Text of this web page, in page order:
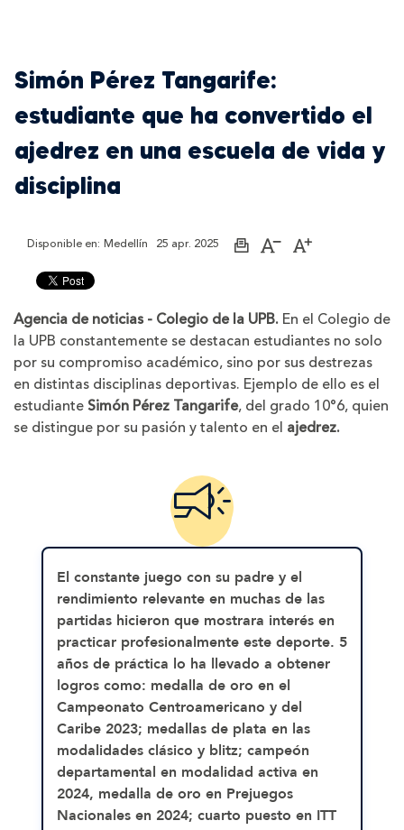
Simón Pérez Tangarife:
estudiante que ha convertido el
ajedrez en una escuela de vida y
disciplina
Disponible en: Medellín 25 apr. 2025
ImprimirAumentar
letra
Disminuir
letra
Agencia de noticias - Colegio de la UPB. En el Colegio de
la UPB constantemente se destacan estudiantes no solo
por su compromiso académico, sino por sus destrezas
en distintas disciplinas deportivas. Ejemplo de ello es el
estudianteSimón Pérez Tangarife, del grado 10°6, quien
se distingue por su pasión y talento en el ajedrez.
El constante juego con su padre y el
rendimiento relevante en muchas de las
partidas hicieron que mostrara interés en
practicar profesionalmente este deporte. 5
años de práctica lo ha llevado a obtener
logros como: medalla de oro en el
Campeonato Centroamericano y del
Caribe 2023; medallas de plata en las
modalidades clásico y blitz; campeón
departamental en modalidad activa en
2024, medalla de oro en Prejuegos
Nacionales en 2024; cuarto puesto en ITT